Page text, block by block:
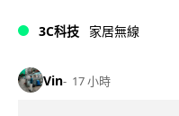
3C科技 家居無線
Vin 17 小時